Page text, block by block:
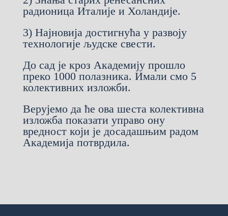
радионица Италије и Холандије.
3) Најновија достигнућа у развоју
технологије људске свести.
До сад је кроз Академију прошло
преко 1000 полазника. Имали смо 5
колективних изложби.
Верујемо да ће ова шеста колективна
изложба показати управо ону
вредност који је досадашњим радом
Академија потврдила.